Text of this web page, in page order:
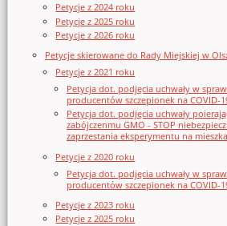
Petycje z 2024 roku
Petycje z 2025 roku
Petycje z 2026 roku
Petycje skierowane do Rady Miejskiej w
Petycje z 2021 roku
Petycja dot. podjęcia uchwały w
producentów szczepionek na COVID-
Petycja dot. podjęcia uchwały
zabójczenmu GMO - STOP
zaprzestania eksperymentu na
Petycje z 2020 roku
Petycja dot. podjęcia uchwały w
producentów szczepionek na COVID-
Petycje z 2023 roku
Petycje z 2025 roku